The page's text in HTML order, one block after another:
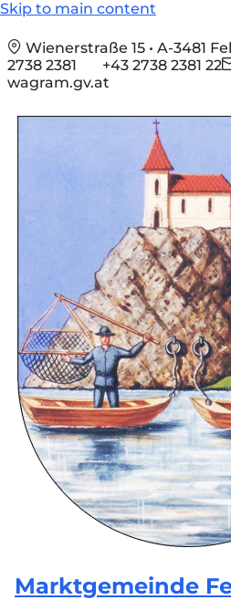
Skip to main content
Wienerstraße 15 • A-3481
2738 2381
+43 2738 2381 22
wagram.gv.at
Marktgemeinde